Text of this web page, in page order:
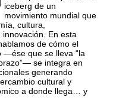
iceberg de un
movimiento mundial que
cultura,
En esta
de cómo el
—ése que se lleva “la
se integra en
generando
cultural y
a donde llega… y